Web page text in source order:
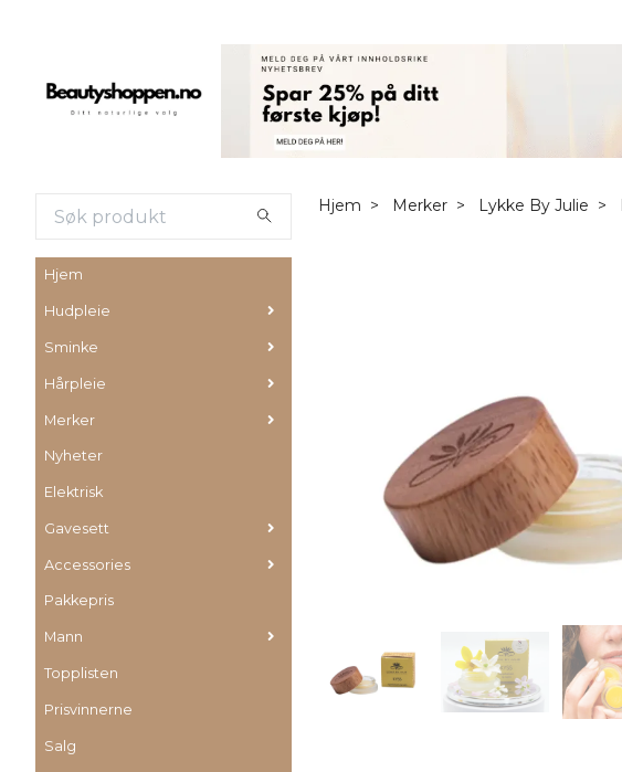
Hjem
Hudpleie
Sminke
Hårpleie
Merker
Nyheter
Elektrisk
Gavesett
Accessories
Pakkepris
Mann
Topplisten
Prisvinnerne
Salg
Hjem Merker Lykke By Julie